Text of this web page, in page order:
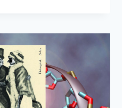
EMOCJI
W
MÓZGU